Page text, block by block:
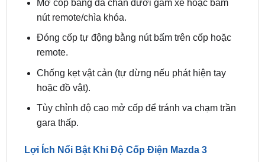
Đóng cốp tự động bằng nút bấm trên cốp hoặc
remote.
Chống kẹt vật cản (tự dừng nếu phát hiện tay
hoặc đồ vật).
Tùy chỉnh độ cao mở cốp để tránh va chạm trần
gara thấp.
Lợi Ích Nổi Bật Khi Độ Cốp Điện Mazda 3
sắm nhiều → chỉ cần đá chân là cốp mở, không